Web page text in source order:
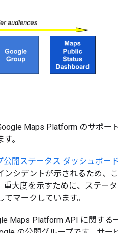
Maps Platform のサポー
。
公開ステータス ダッシュボード
シデントが示されるため、
大度を示すために、ステー
マークしています。
Maps Platform API に関する